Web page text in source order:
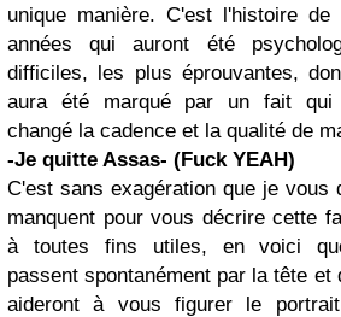
unique manière. C'est l'histoire
années qui auront été
difficiles, les plus éprouvantes,
aura été marqué par un fait qui
changé la cadence et la qualité de
-Je quitte Assas- (Fuck YEAH)
C'est sans exagération que je vous
manquent pour vous décrire cette
à toutes fins utiles, en voici
passent spontanément par la tête et
aideront à vous figurer le